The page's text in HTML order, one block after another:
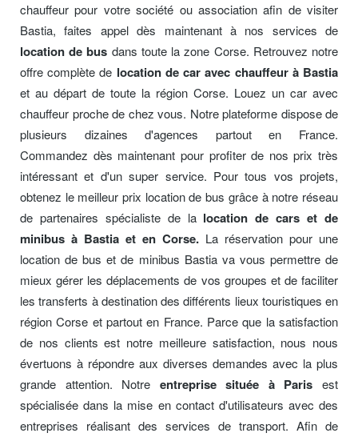
chauffeur pour votre société ou association afin de visiter
Bastia, faites appel dès maintenant à nos services de
location de bus dans toute la zone Corse. Retrouvez notre
offre complète de location de car avec chauffeur à Bastia
et au départ de toute la région Corse. Louez un car avec
chauffeur proche de chez vous. Notre plateforme dispose de
plusieurs dizaines d'agences partout en France.
Commandez dès maintenant pour profiter de nos prix très
intéressant et d'un super service. Pour tous vos projets,
obtenez le meilleur prix location de bus grâce à notre réseau
de partenaires spécialiste de la location de cars et de
minibus à Bastia et en Corse. La réservation pour une
location de bus et de minibus Bastia va vous permettre de
mieux gérer les déplacements de vos groupes et de faciliter
les transferts à destination des différents lieux touristiques en
région Corse et partout en France. Parce que la satisfaction
de nos clients est notre meilleure satisfaction, nous nous
évertuons à répondre aux diverses demandes avec la plus
grande attention. Notre entreprise située à Parisest
spécialisée dans la mise en contact d'utilisateurs avec des
entreprises réalisant des services de transport. Afin de